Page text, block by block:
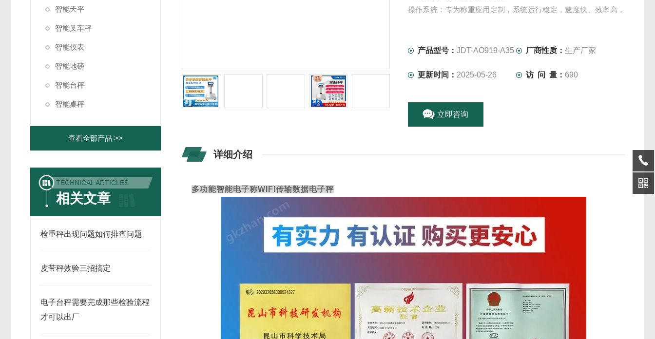
智能天平
智能叉车秤
智能仪表
智能地磅
智能台秤
智能桌秤
查看全部产品 >>
TECHNICAL ARTICLES
相关文章
检重秤出现问题如何排查问题
皮带秤效验三招搞定
电子台秤需要完成那些检验流程
才可以出厂
操作系统：专为称重应用定制，系统运行稳定，速度快、效率高，
数量可以认为无限制，在*的系统处理能力下，可方便实现各种统计
产品型号： JDT-AO919-A35 厂商性质：生产厂家
更新时间： 2025-05-26 访 问 量： 690
立即咨询
详细介绍
多功能智能电子称WIFI传输数据电子秤